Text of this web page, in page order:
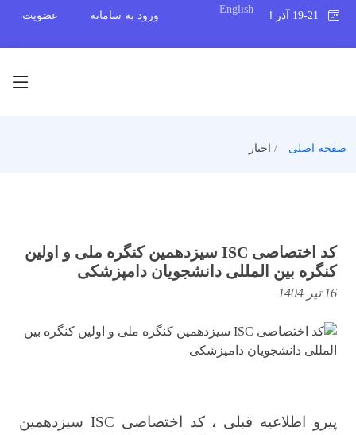
English
ورود به سامانه عضویت
صفحه اصلی اخبار
کد اختصاصی ISC سیزدهمین کنگره ملی و اولین
کنگره بین المللی دانشجویان دامپزشکی
16 تیر 1404
پیرو اطلاعیه قبلی ، کد اختصاصی ISC سیزدهمین